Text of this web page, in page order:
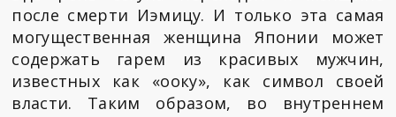
после смерти Иэмицу. И только эта самая
могущественная женщина Японии может
содержать гарем из красивых мужчин,
известных как «ооку», как символ своей
власти. Таким образом, во внутреннем